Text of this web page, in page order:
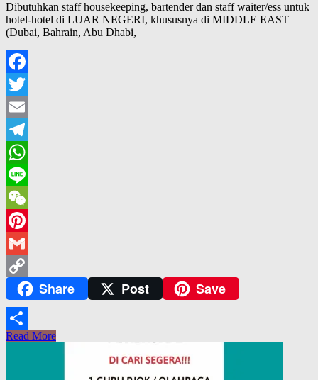
Dibutuhkan staff housekeeping, bartender dan staff waiter/ess untuk
hotel-hotel di LUAR NEGERI, khususnya di MIDDLE EAST
(Dubai, Bahrain, Abu Dhabi,
Facebook
Twitter
Email
Telegram
WhatsApp
Line
WeChat
Pinterest
Gmail
Copy
Link
Share Post Save
Share
Read More